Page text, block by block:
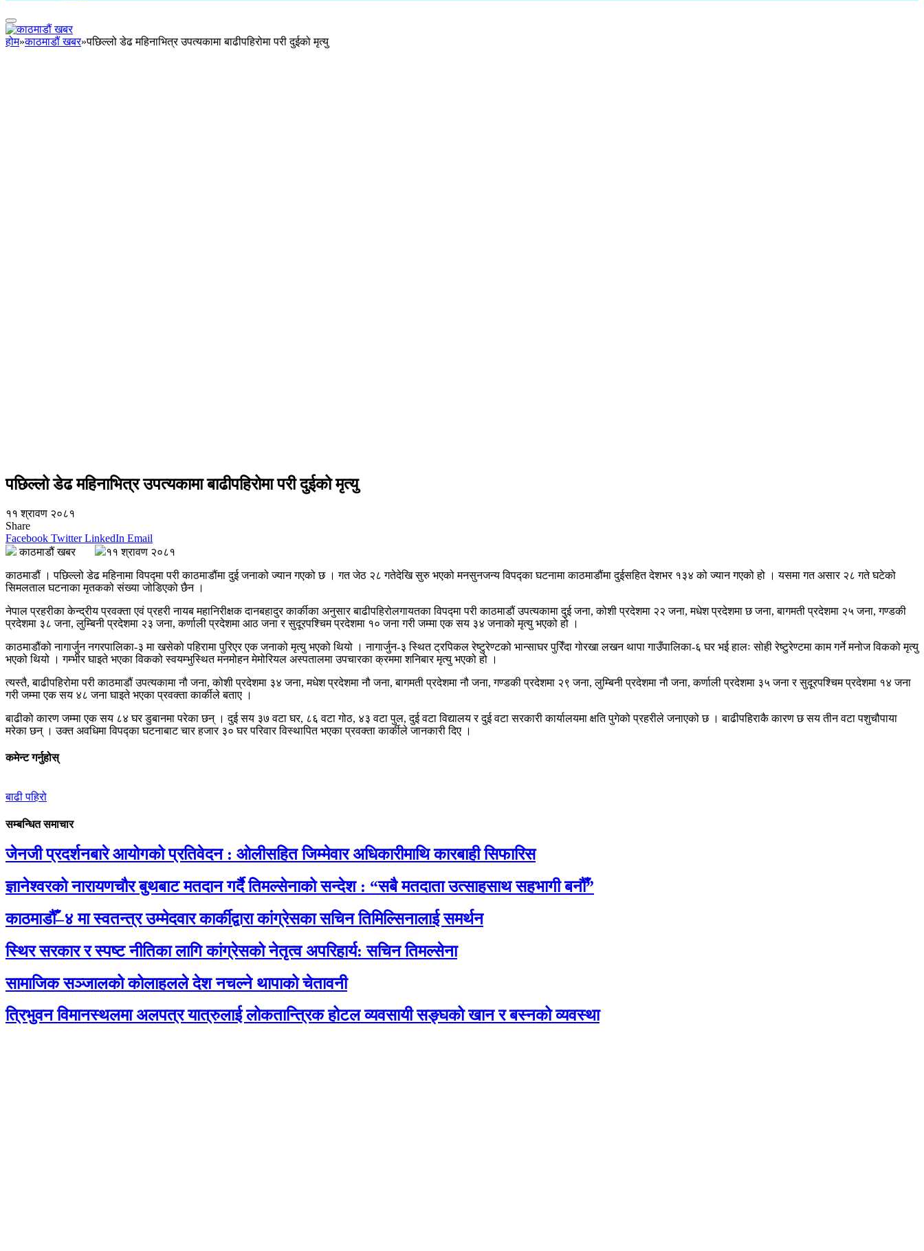
होम»काठमाडौं खबर»पछिल्लो डेढ महिनाभित्र उपत्यकामा बाढीपहिरोमा परी दुईको मृत्यु
पछिल्लो डेढ महिनाभित्र उपत्यकामा बाढीपहिरोमा परी दुईको मृत्यु
११ श्रावण २०८१
Share
Facebook Twitter LinkedIn Email
काठमाडौं खबर
११ श्रावण २०८१
काठमाडौं । पछिल्लो डेढ महिनामा विपद्मा परी काठमाडौंमा दुई जनाको ज्यान गएको छ । गत जेठ २८ गतेदेखि सुरु भएको मनसुनजन्य विपद्का घटनामा काठमाडौंमा दुईसहित देशभर १३४ को ज्यान गएको हो । यसमा गत असार २८ गते घटेको
सिमलताल घटनाका मृतकको संख्या जोडिएको छैन ।
नेपाल प्रहरीका केन्द्रीय प्रवक्ता एवं प्रहरी नायब महानिरीक्षक दानबहादुर कार्कीका अनुसार बाढीपहिरोलगायतका विपद्मा परी काठमाडौं उपत्यकामा दुई जना, कोशी प्रदेशमा २२ जना, मधेश प्रदेशमा छ जना, बागमती प्रदेशमा २५ जना, गण्डकी
प्रदेशमा ३८ जना, लुम्बिनी प्रदेशमा २३ जना, कर्णाली प्रदेशमा आठ जना र सुदूरपश्चिम प्रदेशमा १० जना गरी जम्मा एक सय ३४ जनाको मृत्यु भएको हो ।
काठमाडौंको नागार्जुन नगरपालिका-३ मा खसेको पहिरामा पुरिएर एक जनाको मृत्यु भएको थियो । नागार्जुन-३ स्थित ट्रपिकल रेष्टुरेण्टको भान्साघर पुरिँदा गोरखा लखन थापा गाउँपालिका-६ घर भई हालः सोही रेष्टुरेण्टमा काम गर्ने मनोज विकको मृत्यु
भएको थियो । गम्भीर घाइते भएका विकको स्वयम्भुस्थित मनमोहन मेमोरियल अस्पतालमा उपचारका क्रममा शनिबार मृत्यु भएको हो ।
त्यस्तै, बाढीपहिरोमा परी काठमाडौं उपत्यकामा नौ जना, कोशी प्रदेशमा ३४ जना, मधेश प्रदेशमा नौ जना, बागमती प्रदेशमा नौ जना, गण्डकी प्रदेशमा २९ जना, लुम्बिनी प्रदेशमा नौ जना, कर्णाली प्रदेशमा ३५ जना र सुदूरपश्चिम प्रदेशमा १४ जना
गरी जम्मा एक सय ४८ जना घाइते भएका प्रवक्ता कार्कीले बताए ।
बाढीको कारण जम्मा एक सय ८४ घर डुबानमा परेका छन् । दुई सय ३७ वटा घर, ८६ वटा गोठ, ४३ वटा पुल, दुई वटा विद्यालय र दुई वटा सरकारी कार्यालयमा क्षति पुगेको प्रहरीले जनाएको छ । बाढीपहिराकै कारण छ सय तीन वटा पशुचौपाया
मरेका छन् । उक्त अवधिमा विपद्का घटनाबाट चार हजार ३० घर परिवार विस्थापित भएका प्रवक्ता कार्कीले जानकारी दिए ।
कमेन्ट गर्नुहोस्
बाढी पहिरो
सम्बन्धित समाचार
जेनजी प्रदर्शनबारे आयोगको प्रतिवेदन : ओलीसहित जिम्मेवार अधिकारीमाथि कारबाही सिफारिस
ज्ञानेश्वरको नारायणचौर बुथबाट मतदान गर्दै तिमल्सेनाको सन्देश : “सबै मतदाता उत्साहसाथ सहभागी बनौँ”
काठमाडौँ–४ मा स्वतन्त्र उम्मेदवार कार्कीद्वारा कांग्रेसका सचिन तिमिल्सिनालाई समर्थन
स्थिर सरकार र स्पष्ट नीतिका लागि कांग्रेसको नेतृत्व अपरिहार्य: सचिन तिमल्सेना
सामाजिक सञ्जालको कोलाहलले देश नचल्ने थापाको चेतावनी
त्रिभुवन विमानस्थलमा अलपत्र यात्रुलाई लोकतान्त्रिक होटल व्यवसायी सङ्घको खान र बस्नको व्यवस्था